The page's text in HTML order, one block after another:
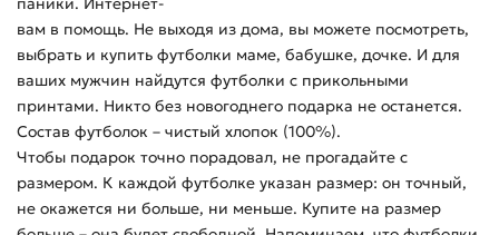
вам в помощь. Не выходя из дома, вы можете посмотреть,
выбрать и купить футболки маме, бабушке, дочке. И для
ваших мужчин найдутся футболки с прикольными
принтами. Никто без новогоднего подарка не останется.
Состав футболок – чистый хлопок (100%).
Чтобы подарок точно порадовал, не прогадайте с
размером. К каждой футболке указан размер: он точный,
не окажется ни больше, ни меньше. Купите на размер